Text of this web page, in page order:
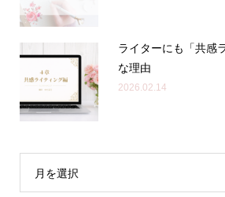
ライターにも「共感
な理由
2026.02.14
月を選択